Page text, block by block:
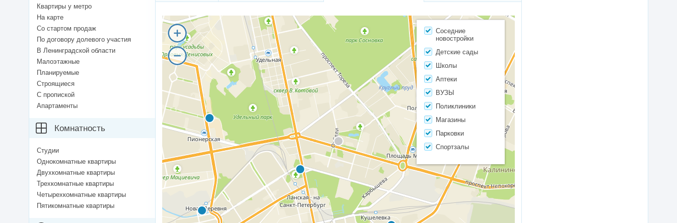
Соседние
новостройки
Детские сады
Школы
Аптеки
ВУЗЫ
Поликлиники
Магазины
Парковки
Спортзалы
Квартиры у метро
На карте
Со стартом продаж
По договору долевого участия
В Ленинградской области
Малоэтажные
Планируемые
Строящиеся
С пропиской
Апартаменты
Комнатность
Студии
Однокомнатные квартиры
Двухкомнатные квартиры
Трехкомнатные квартиры
Четырехкомнатные квартиры
Пятикомнатные квартиры